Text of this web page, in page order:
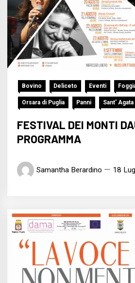
Bovino Deliceto Eventi
Orsara di Puglia Panni Sant'
FESTIVAL DEI MONTI
PROGRAMMA
Samantha Berardino 18